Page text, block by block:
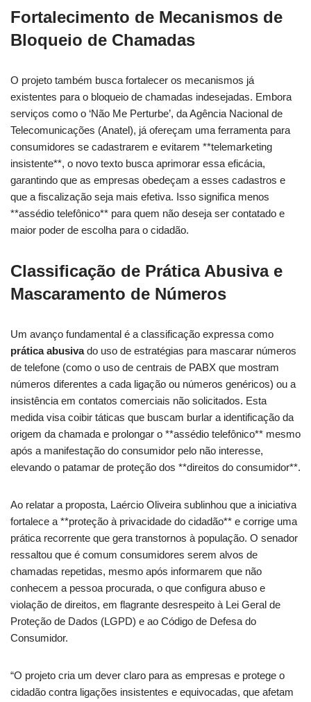
Fortalecimento de Mecanismos de
Bloqueio de Chamadas
O projeto também busca fortalecer os mecanismos já
existentes para o bloqueio de chamadas indesejadas. Embora
serviços como o ‘Não Me Perturbe’, da Agência Nacional de
Telecomunicações (Anatel), já ofereçam uma ferramenta para
consumidores se cadastrarem e evitarem **telemarketing
insistente**, o novo texto busca aprimorar essa eficácia,
garantindo que as empresas obedeçam a esses cadastros e
que a fiscalização seja mais efetiva. Isso significa menos
**assédio telefônico** para quem não deseja ser contatado e
maior poder de escolha para o cidadão.
Classificação de Prática Abusiva e
Mascaramento de Números
Um avanço fundamental é a classificação expressa como
prática abusivado uso de estratégias para mascarar números
de telefone (como o uso de centrais de PABX que mostram
números diferentes a cada ligação ou números genéricos) ou a
insistência em contatos comerciais não solicitados. Esta
medida visa coibir táticas que buscam burlar a identificação da
origem da chamada e prolongar o **assédio telefônico** mesmo
após a manifestação do consumidor pelo não interesse,
elevando o patamar de proteção dos **direitos do consumidor**.
Ao relatar a proposta, Laércio Oliveira sublinhou que a iniciativa
fortalece a **proteção à privacidade do cidadão** e corrige uma
prática recorrente que gera transtornos à população. O senador
ressaltou que é comum consumidores serem alvos de
chamadas repetidas, mesmo após informarem que não
conhecem a pessoa procurada, o que configura abuso e
violação de direitos, em flagrante desrespeito à Lei Geral de
Proteção de Dados (LGPD) e ao Código de Defesa do
Consumidor.
“O projeto cria um dever claro para as empresas e protege o
cidadão contra ligações insistentes e equivocadas, que afetam